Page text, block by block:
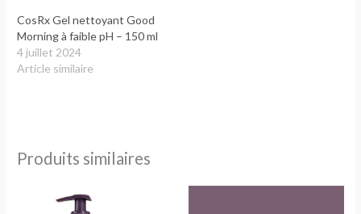
CosRx Gel nettoyant Good
Morning à faible pH – 150 ml
4 juillet 2024
Article similaire
Produits similaires